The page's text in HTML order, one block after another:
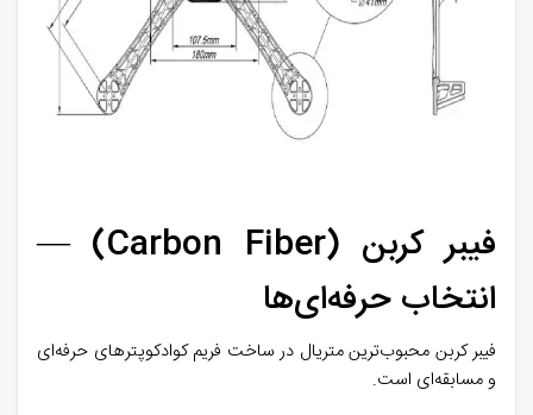
فیبر کربن (Carbon Fiber) —
انتخاب حرفه‌ای‌ها
فیبر کربن محبوب‌ترین متریال در ساخت فریم کوادکوپترهای حرفه‌ای
و مسابقه‌ای است.